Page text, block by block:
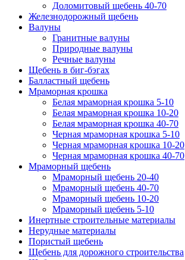
Доломитовый щебень 40-70
Железнодорожный щебень
Валуны
Гранитные валуны
Природные валуны
Речные валуны
Щебень в биг-бэгах
Балластный щебень
Мраморная крошка
Белая мраморная крошка 5-10
Белая мраморная крошка 10-20
Белая мраморная крошка 40-70
Черная мраморная крошка 5-10
Черная мраморная крошка 10-20
Черная мраморная крошка 40-70
Мраморный щебень
Мраморный щебень 20-40
Мраморный щебень 40-70
Мраморный щебень 10-20
Мраморный щебень 5-10
Инертные строительные материалы
Нерудные материалы
Пористый щебень
Щебень для дорожного строительства